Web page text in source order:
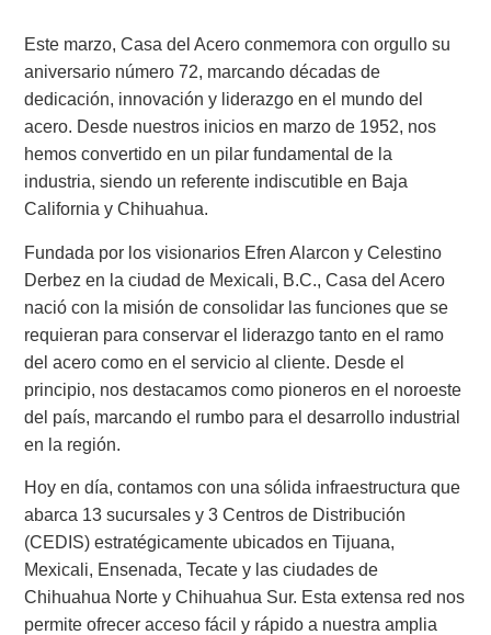
Este marzo, Casa del Acero conmemora con orgullo su
aniversario número 72, marcando décadas de
dedicación, innovación y liderazgo en el mundo del
acero. Desde nuestros inicios en marzo de 1952, nos
hemos convertido en un pilar fundamental de la
industria, siendo un referente indiscutible en Baja
California y Chihuahua.
Fundada por los visionarios Efren Alarcon y Celestino
Derbez en la ciudad de Mexicali, B.C., Casa del Acero
nació con la misión de consolidar las funciones que se
requieran para conservar el liderazgo tanto en el ramo
del acero como en el servicio al cliente. Desde el
principio, nos destacamos como pioneros en el noroeste
del país, marcando el rumbo para el desarrollo industrial
en la región.
Hoy en día, contamos con una sólida infraestructura que
abarca 13 sucursales y 3 Centros de Distribución
(CEDIS) estratégicamente ubicados en Tijuana,
Mexicali, Ensenada, Tecate y las ciudades de
Chihuahua Norte y Chihuahua Sur. Esta extensa red nos
permite ofrecer acceso fácil y rápido a nuestra amplia